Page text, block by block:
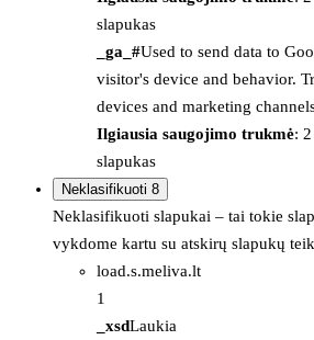
slapukas
_ga_#Used to send data to
visitor's device and behavior.
devices and marketing
Ilgiausia saugojimo trukmė:
slapukas
Neklasifikuoti 8
Neklasifikuoti slapukai – tai tokie
vykdome kartu su atskirų slapukų
load.s.meliva.lt
1
_xsdLaukia